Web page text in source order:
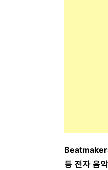
등 전자 음